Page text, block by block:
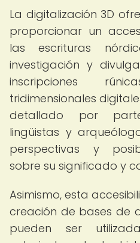
La digitalización 3D
proporcionar un
las escrituras
investigación y
inscripciones
tridimensionales
detallado por
lingüistas y
perspectivas y
sobre su significado y
Asimismo, esta
creación de bases de
pueden ser